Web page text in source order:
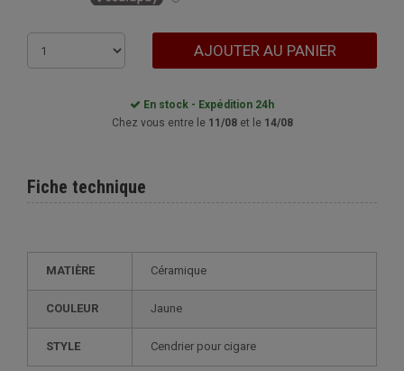
AJOUTER AU PANIER
En stock - Expédition 24h
Chez vous entre le 11/08et le 14/08
Fiche technique
MATIÈRE Céramique
COULEUR Jaune
STYLE cendrier pour cigare